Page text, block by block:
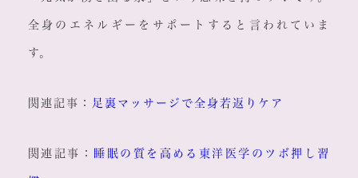
全身のエネルギーをサポートすると言われていま
す。
関連記事： 足裏マッサージで全身若返りケア
関連記事： 睡眠の質を高める東洋医学のツボ押し習